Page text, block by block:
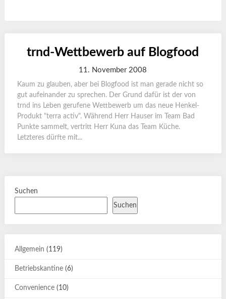
trnd-Wettbewerb auf Blogfood
11. November 2008
Kaum zu glauben, aber bei Blogfood ist man gerade nicht so
gut aufeinander zu sprechen. Der Grund dafür ist der von
trnd ins Leben gerufene Wettbewerb um das neue Henkel-
Produkt "terra activ". Während Herr Hauser im Team Bad
Punkte sammelt, vertritt Herr Kuna das Team Küche.
Letzteres dürfte mit...
Suchen
Suchen
Allgemein (119)
Betriebskantine(6)
Convenience(10)